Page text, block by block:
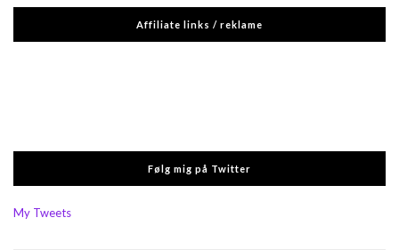
Affiliate links / reklame
Følg mig på Twitter
My Tweets